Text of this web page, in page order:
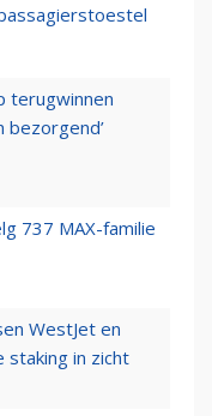
terugwinnen
bezorgend’
737 MAX-familie
WestJet en
staking in zicht